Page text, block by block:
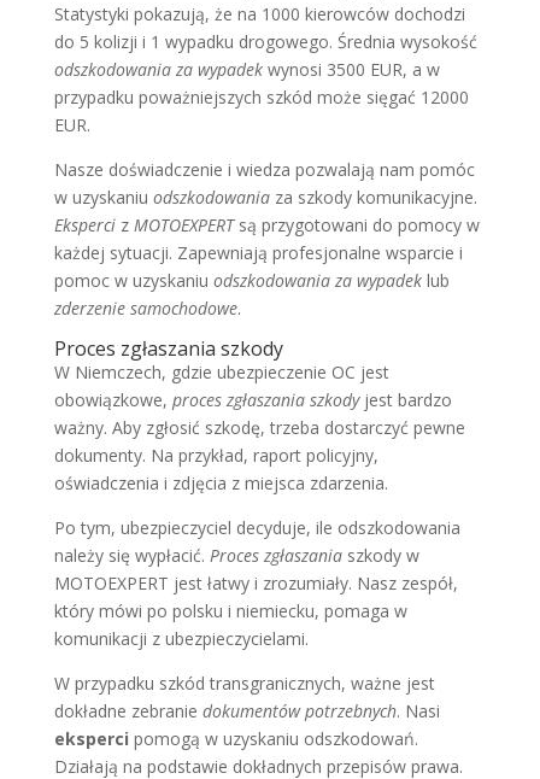
Statystyki pokazują, że na 1000 kierowców dochodzi
do 5 kolizji i 1 wypadku drogowego. Średnia wysokość
odszkodowania za wypadekwynosi 3500 EUR, a w
przypadku poważniejszych szkód może sięgać 12000
EUR.
Nasze doświadczenie i wiedza pozwalają nam pomóc
w uzyskaniu odszkodowaniaza szkody komunikacyjne.
Eksperciz MOTOEXPERTsą przygotowani do pomocy w
każdej sytuacji. Zapewniają profesjonalne wsparcie i
pomoc w uzyskaniu odszkodowania za wypadeklub
zderzenie samochodowe.
Proces zgłaszania szkody
W Niemczech, gdzie ubezpieczenie OC jest
obowiązkowe, proces zgłaszania szkodyjest bardzo
ważny. Aby zgłosić szkodę, trzeba dostarczyć pewne
dokumenty. Na przykład, raport policyjny,
oświadczenia i zdjęcia z miejsca zdarzenia.
Po tym, ubezpieczyciel decyduje, ile odszkodowania
należy się wypłacić. Proces zgłaszaniaszkody w
MOTOEXPERT jest łatwy i zrozumiały. Nasz zespół,
który mówi po polsku i niemiecku, pomaga w
komunikacji z ubezpieczycielami.
W przypadku szkód transgranicznych, ważne jest
dokładne zebranie dokumentów potrzebnych. Nasi
eksperci pomogą w uzyskaniu odszkodowań.
Działają na podstawie dokładnych przepisów prawa.